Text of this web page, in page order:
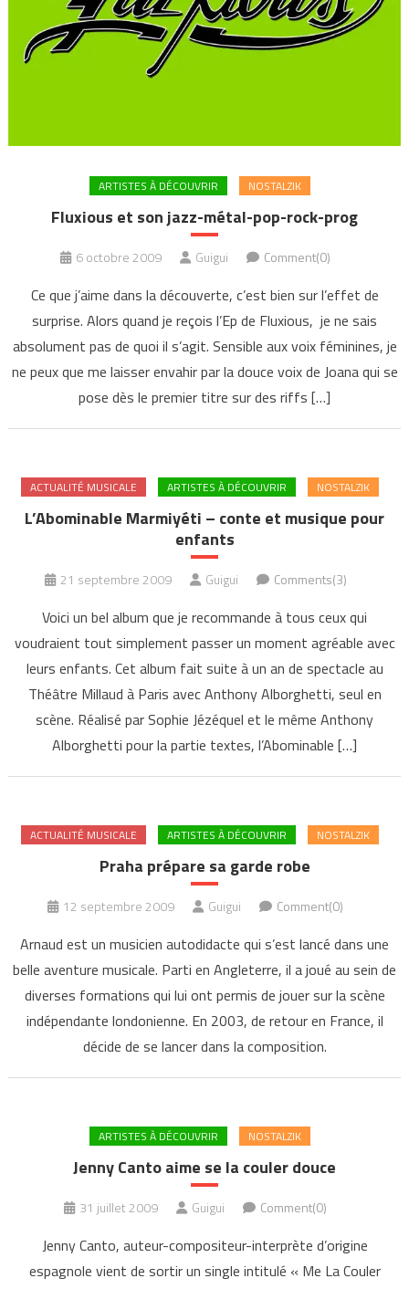
ARTISTES À DÉCOUVRIR NOSTALZIK
Fluxious et son jazz-métal-pop-rock-prog
6 octobre 2009 Guigui Comment(0)
Ce que j’aime dans la découverte, c’est bien sur l’effet de
surprise. Alors quand je reçois l’Ep de Fluxious, je ne sais
absolument pas de quoi il s’agit. Sensible aux voix féminines, je
ne peux que me laisser envahir par la douce voix de Joana qui se
pose dès le premier titre sur des riffs […]
ACTUALITÉ MUSICALE ARTISTES À DÉCOUVRIR NOSTALZIK
L’Abominable Marmiyéti – conte et musique pour
enfants
21 septembre 2009 Guigui Comments(3)
Voici un bel album que je recommande à tous ceux qui
voudraient tout simplement passer un moment agréable avec
leurs enfants. Cet album fait suite à un an de spectacle au
Théâtre Millaud à Paris avec Anthony Alborghetti, seul en
scène. Réalisé par Sophie Jézéquel et le même Anthony
Alborghetti pour la partie textes, l’Abominable […]
ACTUALITÉ MUSICALE ARTISTES À DÉCOUVRIR NOSTALZIK
Praha prépare sa garde robe
12 septembre 2009 Guigui Comment(0)
Arnaud est un musicien autodidacte qui s’est lancé dans une
belle aventure musicale. Parti en Angleterre, il a joué au sein de
diverses formations qui lui ont permis de jouer sur la scène
indépendante londonienne. En 2003, de retour en France, il
décide de se lancer dans la composition.
ARTISTES À DÉCOUVRIR NOSTALZIK
Jenny Canto aime se la couler douce
31 juillet 2009 Guigui Comment(0)
Jenny Canto, auteur-compositeur-interprète d’origine
espagnole vient de sortir un single intitulé « Me La Couler